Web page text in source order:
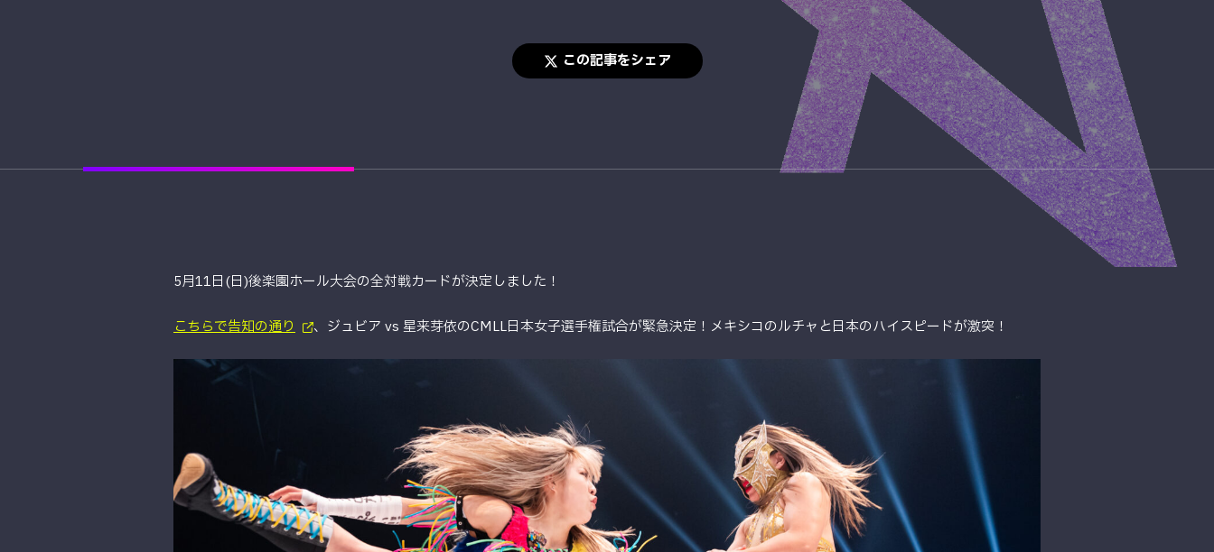
この記事をシェア
5月11日(日)後楽園ホール大会の全対戦カードが決定しました！
こちらで告知の通り 、ジュビア vs 星来芽依のCMLL日本女子選手権試合が緊急決定！メキシコのルチャと日本のハイスピードが激突！